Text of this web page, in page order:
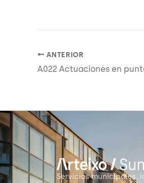
ANTERIOR
Servicios municipales,